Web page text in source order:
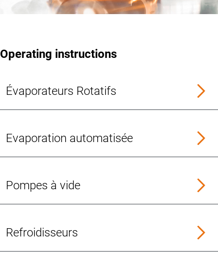
Operating instructions
Évaporateurs Rotatifs
Evaporation automatisée
Pompes à vide
Refroidisseurs